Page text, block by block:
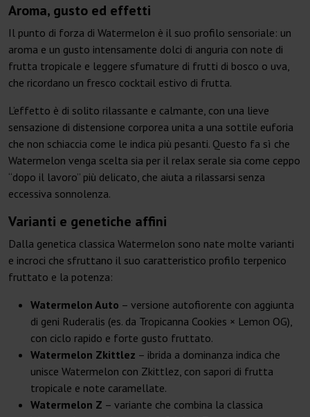
Aroma, gusto ed effetti
Il punto di forza di Watermelon è il suo profilo sensoriale: un
aroma e un gusto intensamente dolci di anguria con note di
frutta tropicale e leggere sfumature di frutti di bosco o uva,
che ricordano un fresco cocktail estivo di frutta.
L’effetto è di solito rilassante e calmante, con una lieve
sensazione di distensione corporea unita a una sottile euforia
che non schiaccia come le indica più pesanti. Questo fa sì che
Watermelon venga scelta sia per il relax serale sia come ceppo
“dopo il lavoro” più delicato, che aiuta a rilassarsi senza
eccessiva sonnolenza.
Varianti e genetiche affini
Dalla genetica classica Watermelon sono nate molte varianti
e incroci che sfruttano il suo caratteristico profilo terpenico
fruttato e la potenza:
Watermelon Auto – versione autofiorente con aggiunta
di geni Ruderalis (es. da Tropicanna Cookies × Lemon OG),
con ciclo rapido e forte gusto fruttato.
Watermelon Zkittlez – ibrida a dominanza indica che
unisce Watermelon con Zkittlez, con sapori di frutta
tropicale e note caramellate.
Watermelon Z – variante che combina la classica